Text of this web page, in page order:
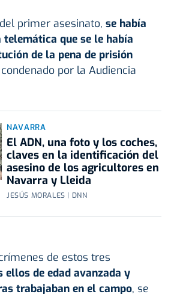
primer asesinato, se había
que se le había
de la pena de prisión
por la Audiencia
NAVARRA
El ADN, una foto y los coches,
claves en la identificación del
asesino de los agricultores en
Navarra y Lleida
JESÚS MORALES | DNN
de estos tres
ellos de edad avanzada y
trabajaban en el campo, se